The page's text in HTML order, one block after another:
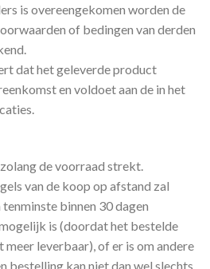
is overeengekomen worden de
of bedingen van derden
dat het geleverde product
en voldoet aan de in het
de voorraad strekt.
van de koop op afstand zal
binnen 30 dagen
is (doordat het bestelde
leverbaar), of er is om andere
bestelling kan niet dan wel slechts